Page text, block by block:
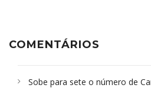
COMENTÁRIOS
Sobe para sete o número de